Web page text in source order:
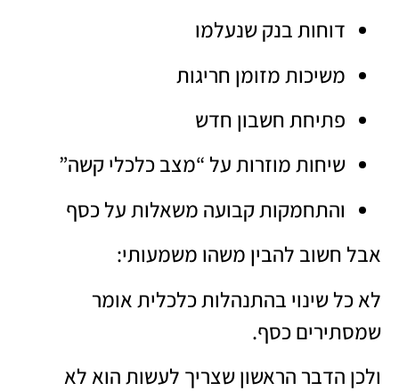
דוחות בנק שנעלמו
משיכות מזומן חריגות
פתיחת חשבון חדש
שיחות מוזרות על “מצב כלכלי קשה”
והתחמקות קבועה משאלות על כסף
אבל חשוב להבין משהו משמעותי:
לא כל שינוי בהתנהלות כלכלית אומר
שמסתירים כסף.
ולכן הדבר הראשון שצריך לעשות הוא לא